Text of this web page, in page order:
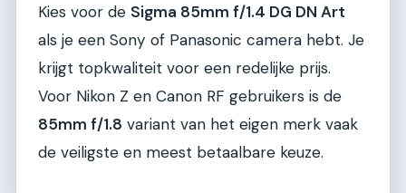
Kies voor de Sigma 85mm f/1.4 DG DN Art
als je een Sony of Panasonic camera hebt. Je
krijgt topkwaliteit voor een redelijke prijs.
Voor Nikon Z en Canon RF gebruikers is de
85mm f/1.8 variant van het eigen merk vaak
de veiligste en meest betaalbare keuze.